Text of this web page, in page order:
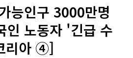
능인구 3000만명
인 노동자 '긴급 수
리아 ④]